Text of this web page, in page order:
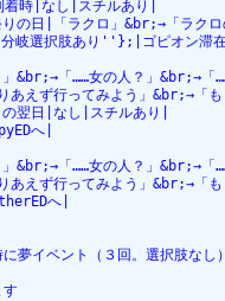
時|なし|スチルあり|
の日|「ラクロ」&br;→「ラク
選択肢あり''};|ゴピオン滞
&br;→「……女の人？」&br;→
あえず行ってみよう」&br;→「
翌日|なし|スチルあり|
へ|
&br;→「……女の人？」&br;→「
あえず行ってみよう」&br;→「
へ|
夢イベント（３回。選択肢なし
す